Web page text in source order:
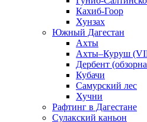
Кахиб-Гоор
Хунзах
Южный Дагестан
Ахты
Ахты–Куруш
Дербент
Кубачи
Самурский лес
Хучни
Рафтинг в Дагестане
Сулакский каньон